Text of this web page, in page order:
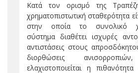
Κατά τον ορισμό της
χρηματοπιστωτική σταθερότητα
στην οποία το συνολικό
σύστημα διαθέτει ισχυρές
αντιστάσεις στους
διορθώσεις
ελαχιστοποιείται η